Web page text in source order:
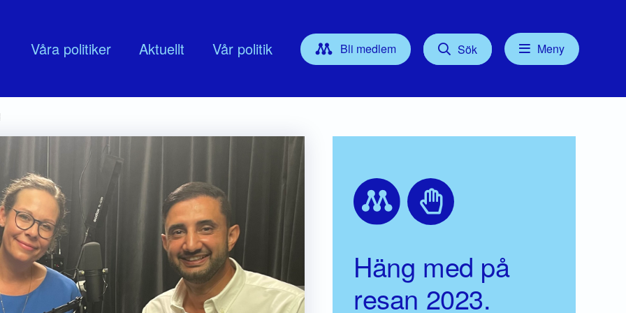
Våra politiker Aktuellt Vår politik Bli medlem Sök Meny
Om oss
Moderata Företagarrådet Nyköping
MUF Nyköping
Moderata seniorer
ModeratKvinnor
Kontakt
För dig som Medlem
Häng med på
resan 2023.